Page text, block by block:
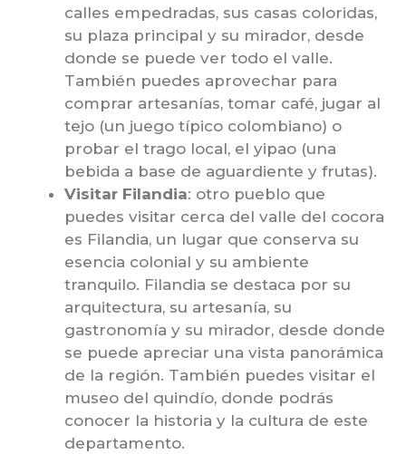
calles empedradas, sus casas coloridas,
su plaza principal y su mirador, desde
donde se puede ver todo el valle.
También puedes aprovechar para
comprar artesanías, tomar café, jugar al
tejo (un juego típico colombiano) o
probar el trago local, el yipao (una
bebida a base de aguardiente y frutas).
Visitar Filandia: otro pueblo que
puedes visitar cerca del valle del cocora
es Filandia, un lugar que conserva su
esencia colonial y su ambiente
tranquilo. Filandia se destaca por su
arquitectura, su artesanía, su
gastronomía y su mirador, desde donde
se puede apreciar una vista panorámica
de la región. También puedes visitar el
museo del quindío, donde podrás
conocer la historia y la cultura de este
departamento.